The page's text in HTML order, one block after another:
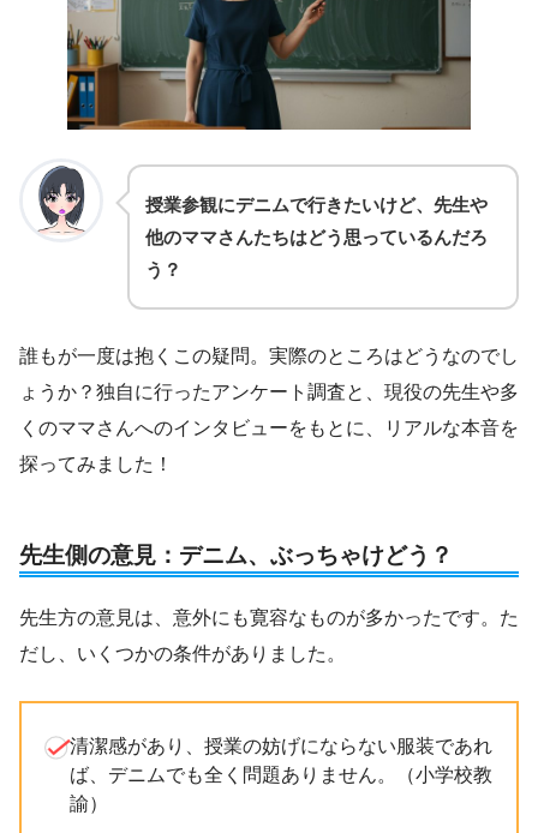
授業参観にデニムで行きたいけど、先生や
他のママさんたちはどう思っているんだろ
う？
誰もが一度は抱くこの疑問。実際のところはどうなのでし
ょうか？独自に行ったアンケート調査と、現役の先生や多
くのママさんへのインタビューをもとに、リアルな本音を
探ってみました！
先生側の意見：デニム、ぶっちゃけどう？
先生方の意見は、意外にも寛容なものが多かったです。た
だし、いくつかの条件がありました。
清潔感があり、授業の妨げにならない服装であれ
ば、デニムでも全く問題ありません。（小学校教
諭）